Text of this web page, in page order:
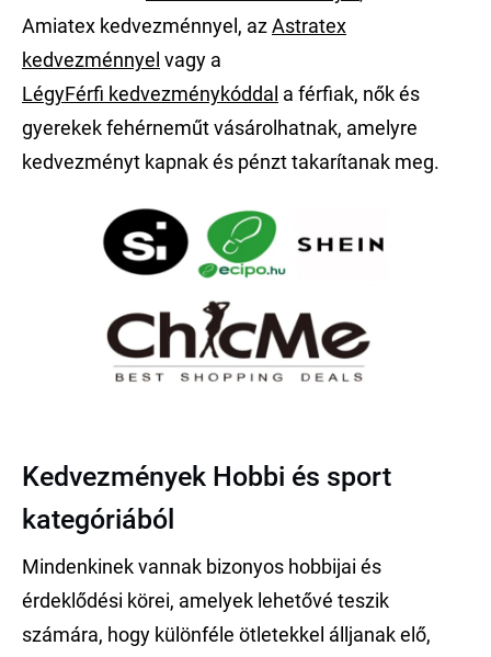
Amiatex kedvezménnyel, azAstratex
kedvezménnyel vagy a
LégyFérfi kedvezménykóddal a férfiak, nők és
gyerekek fehérneműt vásárolhatnak, amelyre
kedvezményt kapnak és pénzt takarítanak meg.
Kedvezmények Hobbi és sport
kategóriából
Mindenkinek vannak bizonyos hobbijai és
érdeklődési körei, amelyek lehetővé teszik
számára, hogy különféle ötletekkel álljanak elő,